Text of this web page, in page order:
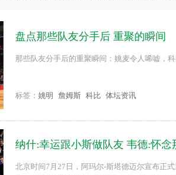
盘点那些队友分手后 重聚的瞬间
那些队友分手后的重聚瞬间：姚麦令人唏嘘，
标签： 姚明 詹姆斯 科比 体坛资讯
纳什:幸运跟小斯做队友 韦德:怀念
北京时间7月27日，阿玛尔-斯塔德迈尔宣布正